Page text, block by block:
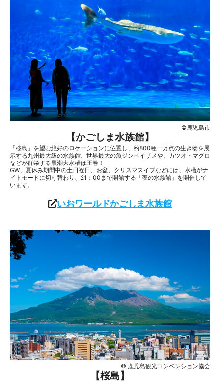
©鹿児島市
【かごしま水族館】
「桜島」を望む絶好のロケーションに位置し、約800種一万点の生き物を展
示する九州最大級の水族館。世界最大の魚ジンベイザメや、カツオ・マグロ
などが群栄する黒潮大水槽は圧巻！
GW、夏休み期間中の土日祝日、お盆、クリスマスイブなどには、水槽がナ
イトモードに切り替わり、21：00まで開館する「夜の水族館」を開催して
います。
いおワールドかごしま水族館
© 鹿児島観光コンベンション協会
【桜島】